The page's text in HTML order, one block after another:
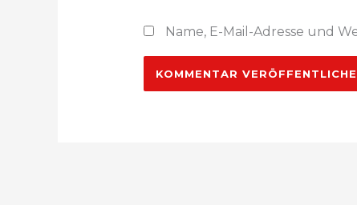
Name, E-Mail-Adresse und